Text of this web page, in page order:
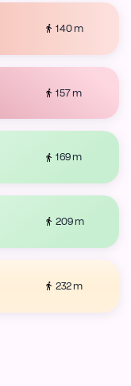
140 m
157 m
169 m
209 m
232 m